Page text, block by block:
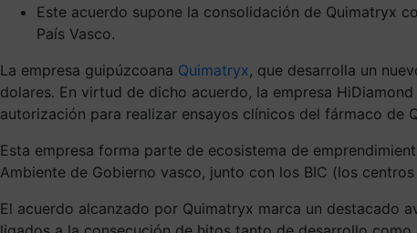
Este acuerdo supone la consolidación de Quimatryx
País Vasco.
La empresa guipúzcoana Quimatryx, que desarrolla un
dolares. En virtud de dicho acuerdo, la empresa
autorización para realizar ensayos clínicos del fármaco de
Esta empresa forma parte de ecosistema de
Ambiente de Gobierno vasco, junto con los BIC (los
El acuerdo alcanzado por Quimatryx marca un destacado